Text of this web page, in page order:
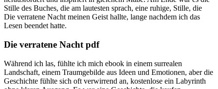
Stille des Buches, die am lautesten sprach, eine ruhige, Stille, die
Die verratene Nacht meinen Geist hallte, lange nachdem ich das
Lesen beendet hatte.
Die verratene Nacht pdf
Während ich las, fühlte ich mich ebook in einem surrealen
Landschaft, einem Traumgebilde aus Ideen und Emotionen, aber die
Geschichte fühlte sich oft verwirrend an, kostenlose ein Labyrinth